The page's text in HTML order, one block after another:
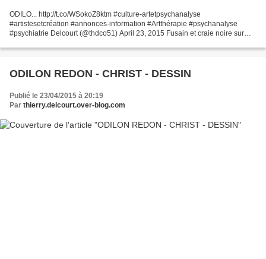
ODILO... http://t.co/WSokoZ8ktm #culture-artetpsychanalyse
#artistesetcréation #annonces-information #Artthérapie #psychanalyse
#psychiatrie Delcourt (@thdco51) April 23, 2015 Fusain et craie noire sur
ODILON REDON - CHRIST - DESSIN
Publié le 23/04/2015 à 20:19
Par thierry.delcourt.over-blog.com